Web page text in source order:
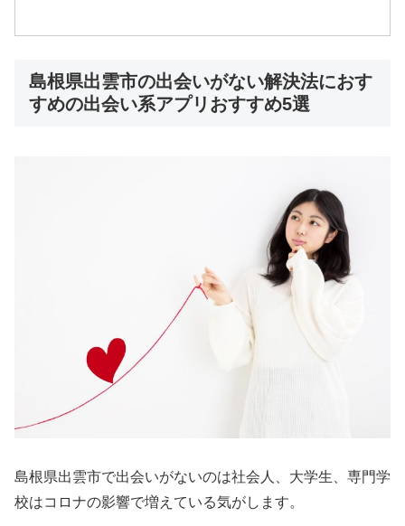
島根県出雲市の出会いがない解決法におす
すめの出会い系アプリおすすめ5選
島根県出雲市で出会いがないのは社会人、大学生、専門学
校はコロナの影響で増えている気がします。